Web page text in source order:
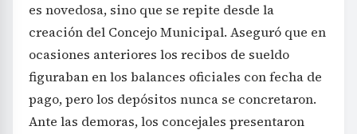
es novedosa, sino que se repite desde la
creación del Concejo Municipal. Aseguró que en
ocasiones anteriores los recibos de sueldo
figuraban en los balances oficiales con fecha de
pago, pero los depósitos nunca se concretaron.
Ante las demoras, los concejales presentaron